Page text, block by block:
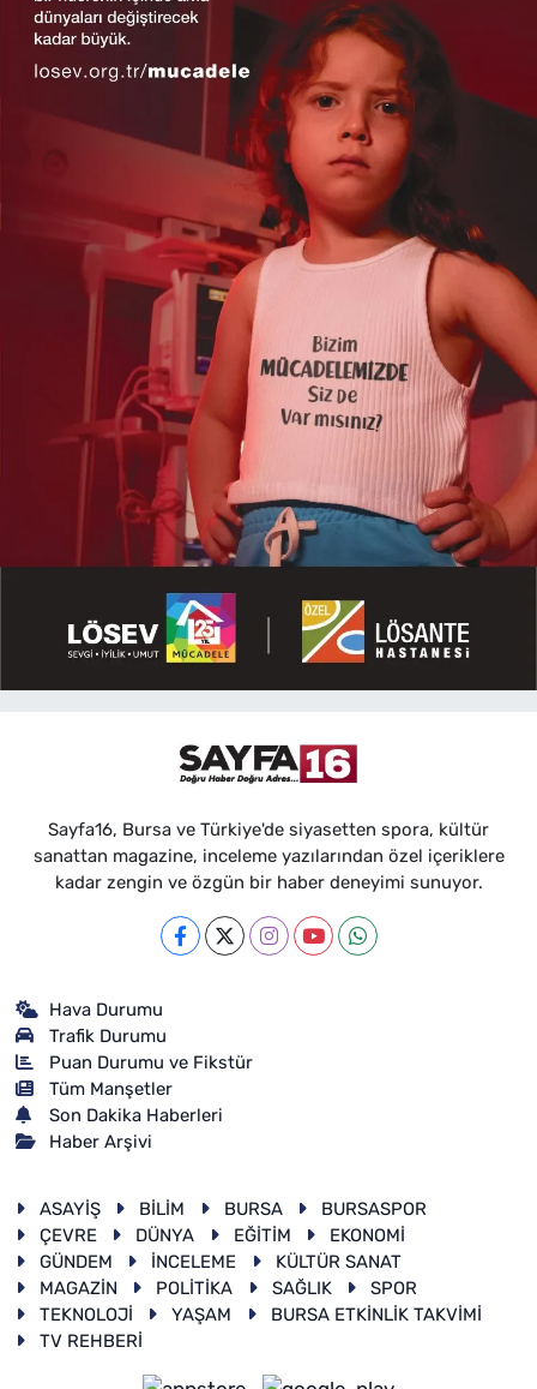
Sayfa16, Bursa ve Türkiye'de siyasetten spora, kültür
sanattan magazine, inceleme yazılarından özel içeriklere
kadar zengin ve özgün bir haber deneyimi sunuyor.
Hava Durumu
Trafik Durumu
Puan Durumu ve Fikstür
Tüm Manşetler
Son Dakika Haberleri
Haber Arşivi
ASAYİŞ BİLİM BURSA
BURSASPOR
ÇEVRE
DÜNYA EĞİTİM
EKONOMİ
GÜNDEM
İNCELEME
KÜLTÜR SANAT
MAGAZİN
POLİTİKA SAĞLIK
SPOR
TEKNOLOJİ
YAŞAM
BURSA ETKİNLİK TAKVİMİ
TV REHBERİ